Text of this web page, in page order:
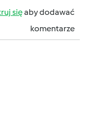
sięaby dodawać
komentarze